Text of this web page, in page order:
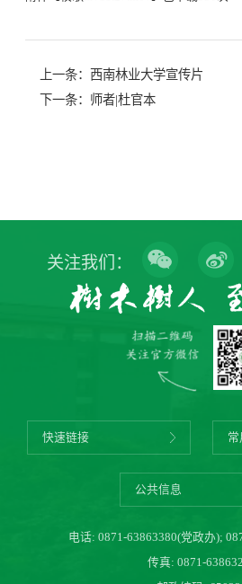
上一条： 西南林业大学宣传片
下一条： 师者|杜官本
关注我们：
快速链接 常
公共信息
电话: 0871-63863380(党政办);
传真: 0871-